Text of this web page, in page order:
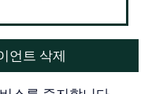
언트 삭제